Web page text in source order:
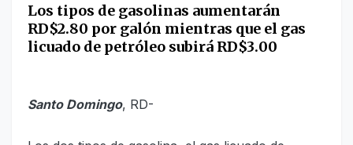
Los tipos de gasolinas aumentarán
RD$2.80 por galón mientras que el gas
licuado de petróleo subirá RD$3.00
Santo Domingo, RD-